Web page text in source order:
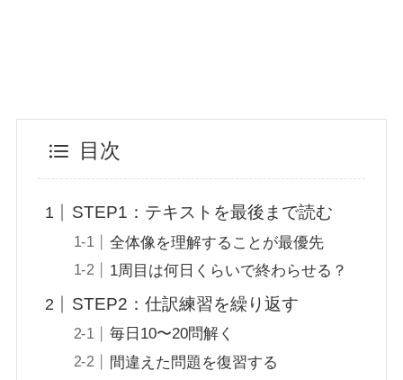
目次
STEP1：テキストを最後まで読む
全体像を理解することが最優先
1周目は何日くらいで終わらせる？
STEP2：仕訳練習を繰り返す
毎日10〜20問解く
間違えた問題を復習する